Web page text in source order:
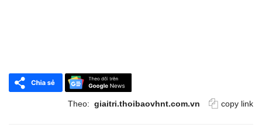
Theo: giaitri.thoibaovhnt.com.vn copy link